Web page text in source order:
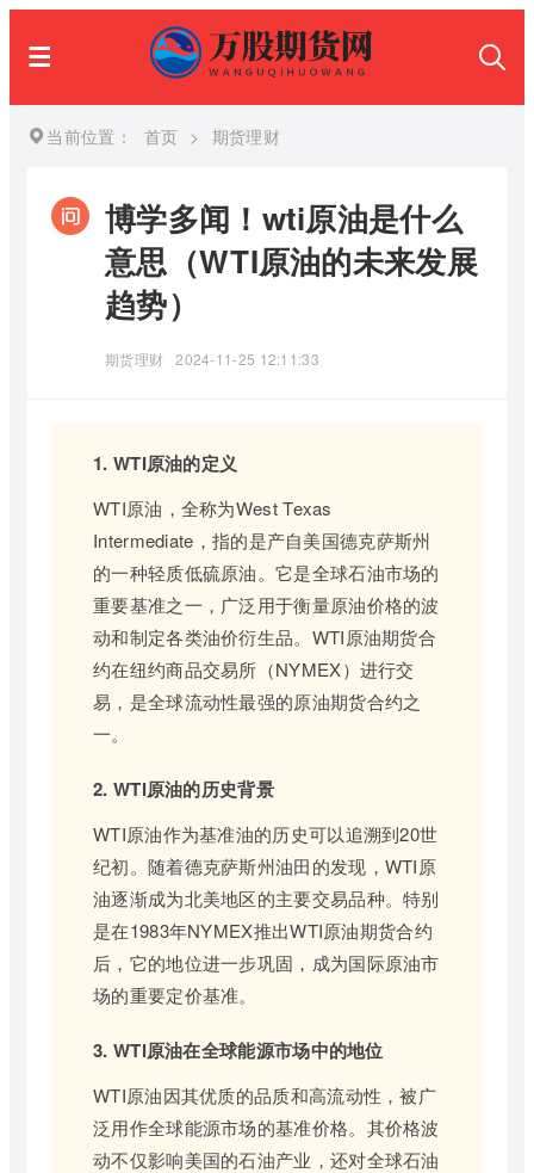
当前位置： 首页 > 期货理财
博学多闻！wti原油是什么
意思（WTI原油的未来发展
趋势）
期货理财 2024-11-25 12:11:33
1. WTI原油的定义
WTI原油，全称为West Texas
Intermediate，指的是产自美国德克萨斯州
的一种轻质低硫原油。它是全球石油市场的
重要基准之一，广泛用于衡量原油价格的波
动和制定各类油价衍生品。WTI原油期货合
约在纽约商品交易所（NYMEX）进行交
易，是全球流动性最强的原油期货合约之
一。
2. WTI原油的历史背景
WTI原油作为基准油的历史可以追溯到20世
纪初。随着德克萨斯州油田的发现，WTI原
油逐渐成为北美地区的主要交易品种。特别
是在1983年NYMEX推出WTI原油期货合约
后，它的地位进一步巩固，成为国际原油市
场的重要定价基准。
3. WTI原油在全球能源市场中的地位
WTI原油因其优质的品质和高流动性，被广
泛用作全球能源市场的基准价格。其价格波
动不仅影响美国的石油产业，还对全球石油